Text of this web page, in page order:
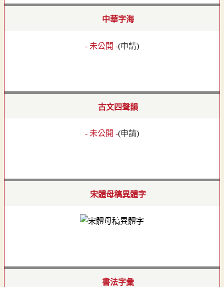
中華字海
- 未公開 -(申請)
古文四聲韻
- 未公開 -(申請)
宋體母稿異體字
書法字彙